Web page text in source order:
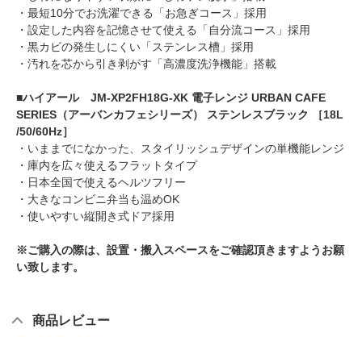
・最短10分でお洗濯できる「お急ぎコース」採用
・設定した内容を記憶させて使える「自分流コース」採用
・黒カビの発生しにくい「ステンレス槽」採用
・汚れを芯から引き剥がす「高濃度洗浄機能」搭載
■ハイアール JM-XP2FH18G-XK 電子レンジ URBAN CAFE
SERIES（アーバンカフェシリーズ） ステンレスブラック ［18L
/50/60Hz］
・いままでになかった、スタイリッシュデザインの単機能レンジ
・庫内を広々使えるフラットタイプ
・日本全国で使えるヘルツフリー
・大きなコンビニ弁当も温めOK
・使いやすい縦開き式ドア採用
※ご購入の際は、設置・搬入スペースをご確認頂きますようお願
い致します。
商品レビュー